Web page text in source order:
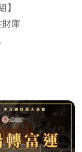
】
財庫